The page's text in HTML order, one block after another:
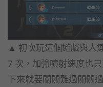
▲ 初次玩這個遊戲與人
7 次，加強噴射速度也
下來就要關關難過關關過